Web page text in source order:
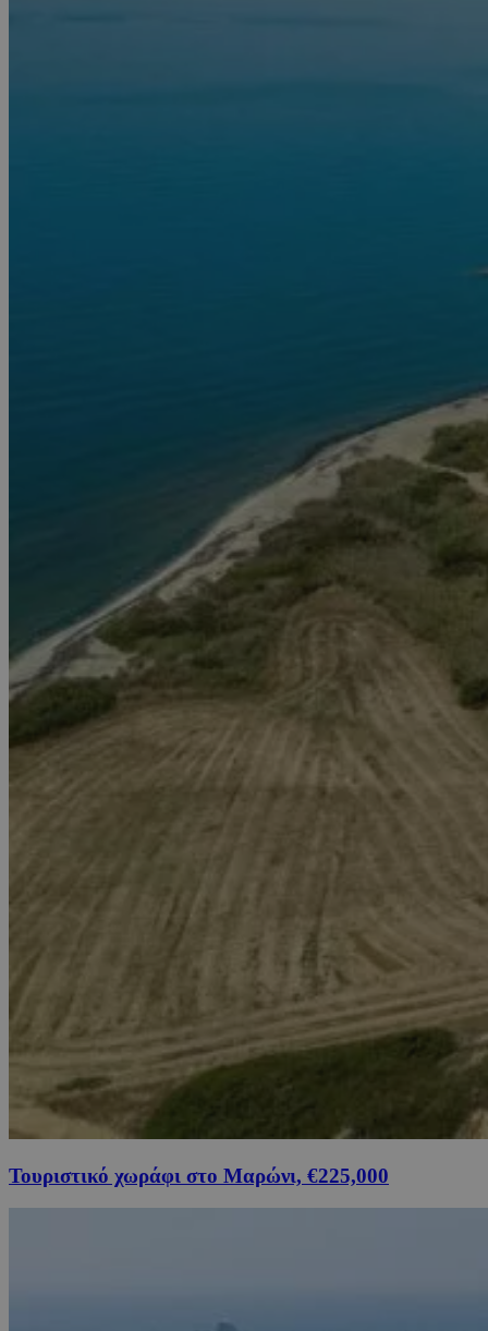
Τουριστικό χωράφι στο Μαρώνι, €225,000